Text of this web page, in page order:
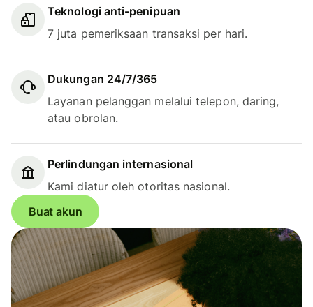
Teknologi anti-penipuan
7 juta pemeriksaan transaksi per hari.
Dukungan 24/7/365
Layanan pelanggan melalui telepon, daring,
atau obrolan.
Perlindungan internasional
Kami diatur oleh otoritas nasional.
Buat akun